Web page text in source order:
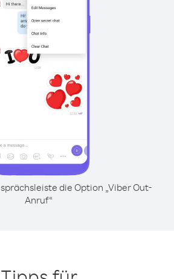
die Option „Viber Out-
Anruf“